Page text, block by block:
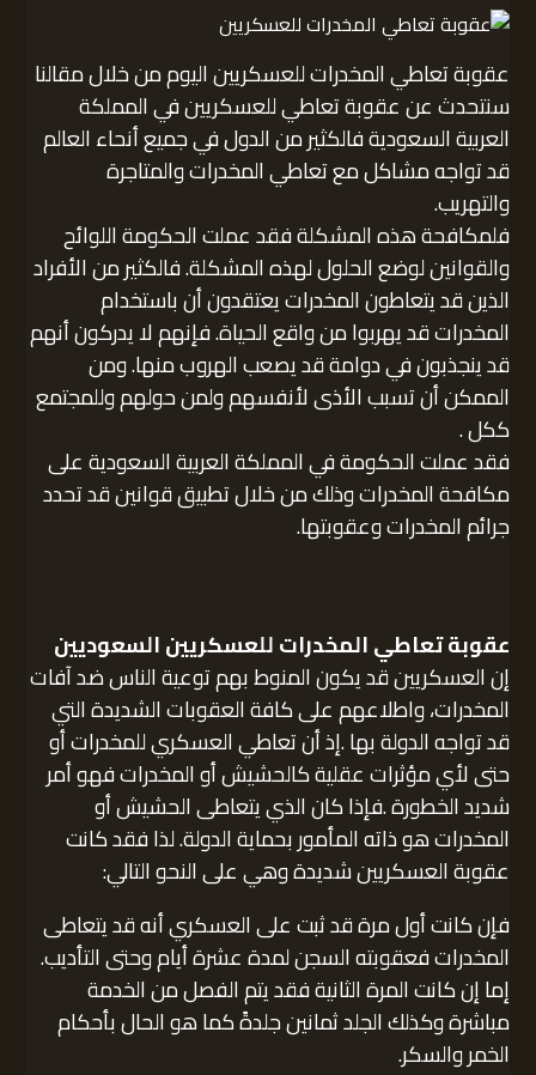
عقوبة تعاطي المخدرات للعسكريين اليوم من خلال مقالنا
سنتحدث عن عقوبة تعاطي للعسكريين في المملكة
العربية السعودية فالكثير من الدول في جميع أنحاء العالم
قد تواجه مشاكل مع تعاطي المخدرات والمتاجرة
والتهريب.
فلمكافحة هذه المشكلة فقد عملت الحكومة اللوائح
والقوانين لوضع الحلول لهذه المشكلة. فالكثير من الأفراد
الذين قد يتعاطون المخدرات يعتقدون أن باستخدام
المخدرات قد يهربوا من واقع الحياة. فإنهم لا يدركون أنهم
قد ينجذبون في دوامة قد يصعب الهروب منها. ومن
الممكن أن تسبب الأذى لأنفسهم ولمن حولهم وللمجتمع
ككل .
فقد عملت الحكومة في المملكة العربية السعودية على
مكافحة المخدرات وذلك من خلال تطبيق قوانين قد تحدد
جرائم المخدرات وعقوبتها.
عقوبة تعاطي المخدرات للعسكريين السعوديين
إن العسكريين قد يكون المنوط بهم توعية الناس ضد آفات
المخدرات، واطلاعهم على كافة العقوبات الشديدة التي
قد تواجه الدولة بها .إذ أن تعاطي العسكري للمخدرات أو
حتى لأي مؤثرات عقلية كالحشيش أو المخدرات فهو أمر
شديد الخطورة .فإذا كان الذي يتعاطى الحشيش أو
المخدرات هو ذاته المأمور بحماية الدولة. لذا فقد كانت
عقوبة العسكريين شديدة وهي على النحو التالي:
فإن كانت أول مرة قد ثبت على العسكري أنه قد يتعاطى
المخدرات فعقوبته السجن لمدة عشرة أيام وحتى التأديب.
إما إن كانت المرة الثانية فقد يتم الفصل من الخدمة
مباشرة وكذلك الجلد ثمانين جلدةً كما هو الحال بأحكام
الخمر والسكر.